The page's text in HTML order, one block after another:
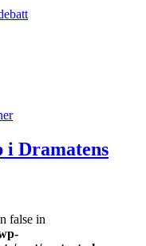
i Dramatens
false in